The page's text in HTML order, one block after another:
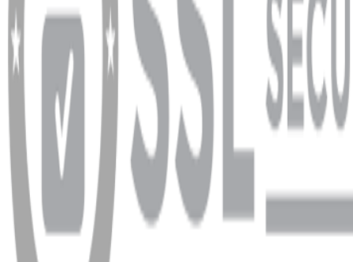
info@dukkanhifi.com 0850 441 40 44
Çalışma Saatleri: Pazartesi - Cuma 09:30 - 19:30, Cumartesi 10:00 - 18:00